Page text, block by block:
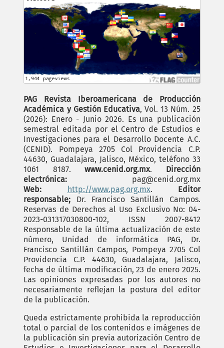
PAG Revista Iberoamericana de Producción
Académica y Gestión Educativa, Vol. 13 Núm. 25
(2026): Enero - Junio 2026. Es una publicación
semestral editada por el Centro de Estudios e
Investigaciones para el Desarrollo Docente A.C.
(CENID). Pompeya 2705 Col Providencia C.P.
44630, Guadalajara, Jalisco, México, teléfono 33
1061 8187.www.cenid.org.mx. Dirección
electrónica: pag@cenid.org.mx
Web:
http://www.pag.org.mx.
Editor
responsable; Dr. Francisco Santillán Campos.
Reservas de Derechos al Uso Exclusivo No: 04-
2023-031317030800-102, ISSN 2007-8412
Responsable de la última actualización de este
número, Unidad de informática PAG, Dr.
Francisco Santillán Campos, Pompeya 2705 Col
Providencia C.P. 44630, Guadalajara, Jalisco,
fecha de última modificación, 23 de enero 2025.
Las opiniones expresadas por los autores no
necesariamente reflejan la postura del editor
de la publicación.
Queda estrictamente prohibida la reproducción
total o parcial de los contenidos e imágenes de
la publicación sin previa autorización Centro de